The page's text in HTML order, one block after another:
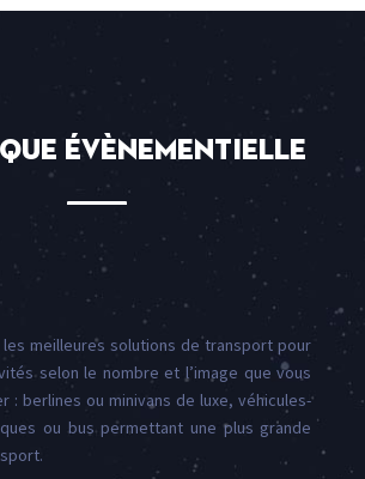
évènementielle
les meilleures solutions de transport pour
selon le nombre et l’image que vous
: berlines ou minivans de luxe, véhicules-
ou bus permettant une plus grande